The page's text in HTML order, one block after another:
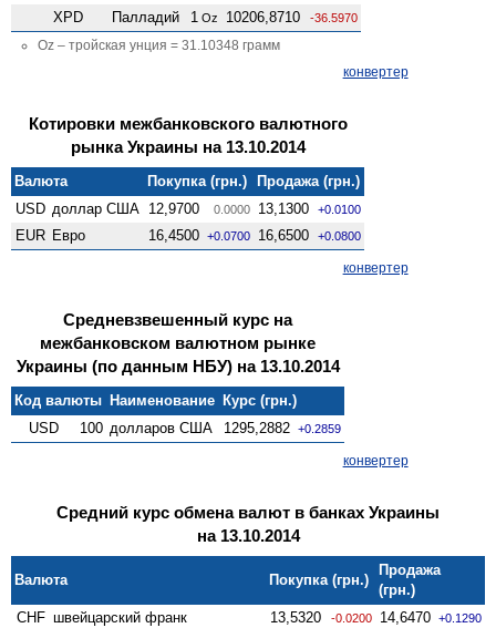
XPD Палладий 1 Oz 10206,8710 -36.5970
Oz – тройская унция = 31.10348 грамм
конвертер
Котировки межбанковского валютного
рынка Украины на 13.10.2014
Валюта Покупка (грн.)
Продажа (грн.)
USD доллар США 12,9700 0.0000 13,1300 +0.0100
EUR Евро 16,4500 +0.0700 16,6500 +0.0800
конвертер
Средневзвешенный курс на
межбанковском валютном рынке
Украины (по данным НБУ) на 13.10.2014
Код валюты Наименование Курс (грн.)
USD
100 долларов США 1295,2882 +0.2859
конвертер
Средний курс обмена валют в банках Украины
на 13.10.2014
Валюта Покупка (грн.)
Продажа
(грн.)
CHF швейцарский франк 13,5320 -0.0200 14,6470 +0.1290